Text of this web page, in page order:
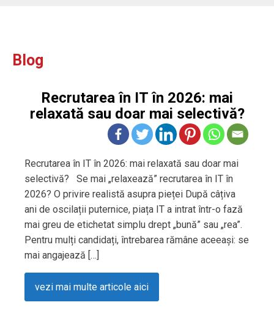
Blog
Recrutarea în IT în 2026: mai
relaxată sau doar mai selectivă?
Recrutarea în IT în 2026: mai relaxată sau doar mai
selectivă? Se mai „relaxează” recrutarea în IT în
2026? O privire realistă asupra pieței După câțiva
ani de oscilații puternice, piața IT a intrat într-o fază
mai greu de etichetat simplu drept „bună” sau „rea”.
Pentru mulți candidați, întrebarea rămâne aceeași: se
mai angajează […]
vezi mai multe articole aici